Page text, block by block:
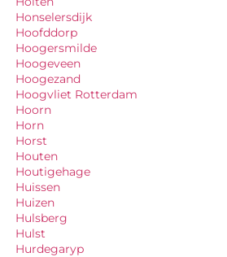
Honselersdijk
Hoofddorp
Hoogersmilde
Hoogeveen
Hoogezand
Hoogvliet Rotterdam
Hoorn
Horn
Horst
Houten
Houtigehage
Huissen
Huizen
Hulsberg
Hulst
Hurdegaryp